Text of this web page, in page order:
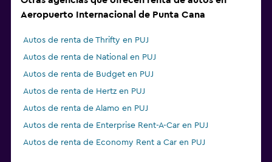
Aeropuerto Internacional de Punta Cana
Autos de renta de Thrifty en PUJ
Autos de renta de National en PUJ
Autos de renta de Budget en PUJ
Autos de renta de Hertz en PUJ
Autos de renta de Alamo en PUJ
Autos de renta de Enterprise Rent-A-Car en PUJ
Autos de renta de Economy Rent a Car en PUJ